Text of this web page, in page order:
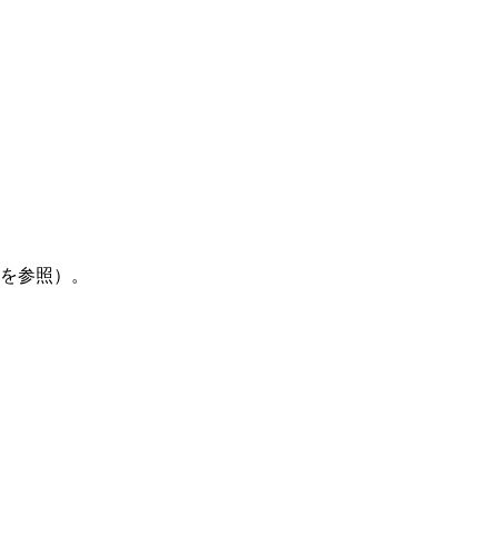
参照）。